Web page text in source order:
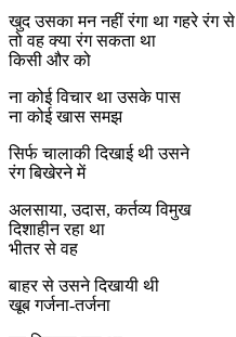
खुद उसका मन नहीं रंगा था गहरे रंग से
तो वह क्या रंग सकता था
किसी और को
ना कोई विचार था उसके पास
ना कोई खास समझ
सिर्फ चालाकी दिखाई थी उसने
रंग बिखेरने में
अलसाया, उदास, कर्तव्य विमुख
दिशाहीन रहा था
भीतर से वह
बाहर से उसने दिखायी थी
खूब गर्जना-तर्जना